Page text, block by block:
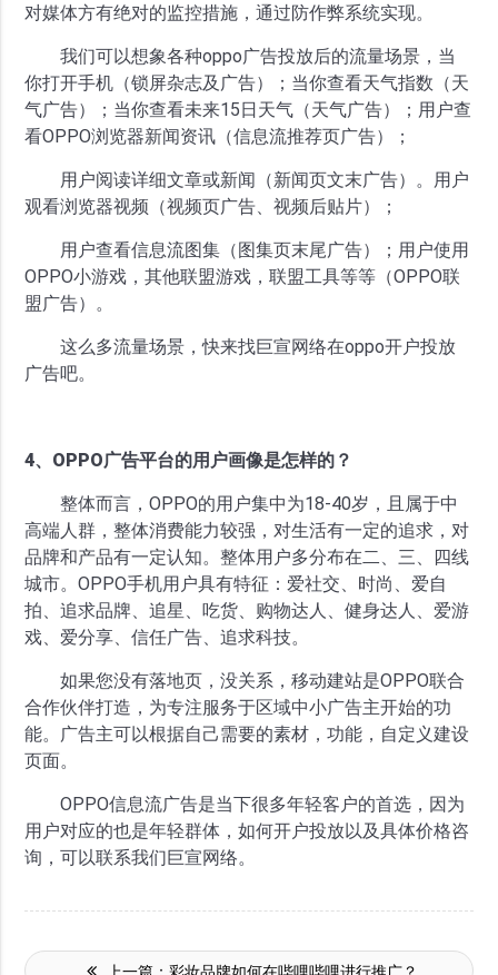
对媒体方有绝对的监控措施，通过防作弊系统实现。
我们可以想象各种oppo广告投放后的流量场景，当
你打开手机（锁屏杂志及广告）；当你查看天气指数（天
气广告）；当你查看未来15日天气（天气广告）；用户查
看OPPO浏览器新闻资讯（信息流推荐页广告）；
用户阅读详细文章或新闻（新闻页文末广告）。用户
观看浏览器视频（视频页广告、视频后贴片）；
用户查看信息流图集（图集页末尾广告）；用户使用
OPPO小游戏，其他联盟游戏，联盟工具等等（OPPO联
盟广告）。
这么多流量场景，快来找巨宣网络在oppo开户投放
广告吧。
4、OPPO广告平台的用户画像是怎样的？
整体而言，OPPO的用户集中为18-40岁，且属于中
高端人群，整体消费能力较强，对生活有一定的追求，对
品牌和产品有一定认知。整体用户多分布在二、三、四线
城市。OPPO手机用户具有特征：爱社交、时尚、爱自
拍、追求品牌、追星、吃货、购物达人、健身达人、爱游
戏、爱分享、信任广告、追求科技。
如果您没有落地页，没关系，移动建站是OPPO联合
合作伙伴打造，为专注服务于区域中小广告主开始的功
能。广告主可以根据自己需要的素材，功能，自定义建设
页面。
OPPO信息流广告是当下很多年轻客户的首选，因为
用户对应的也是年轻群体，如何开户投放以及具体价格咨
询，可以联系我们巨宣网络。
上一篇： 彩妆品牌如何在哔哩哔哩进行推广？